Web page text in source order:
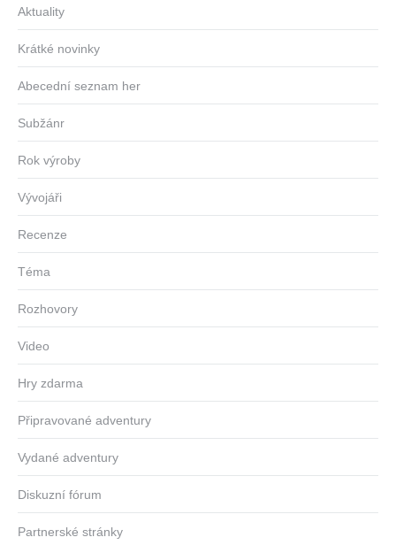
Aktuality
Krátké novinky
Abecední seznam her
Subžánr
Rok výroby
Vývojáři
Recenze
Téma
Rozhovory
Video
Hry zdarma
Připravované adventury
Vydané adventury
Diskuzní fórum
Partnerské stránky